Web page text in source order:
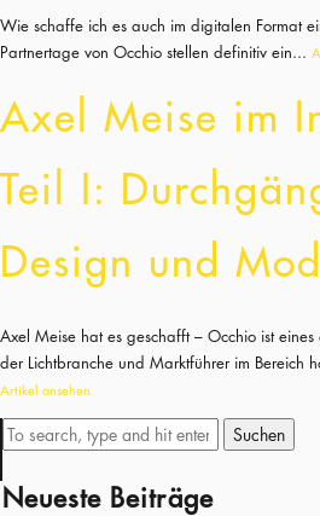
Wie schaffe ich es auch im digitalen Format
Partnertage von Occhio stellen definitiv ein...
Axel Meise im
Teil I:
Design und
Axel Meise hat es geschafft – Occhio ist eines
der Lichtbranche und Marktführer im Bereich
Artikel ansehen
Suchen
Neueste Beiträge